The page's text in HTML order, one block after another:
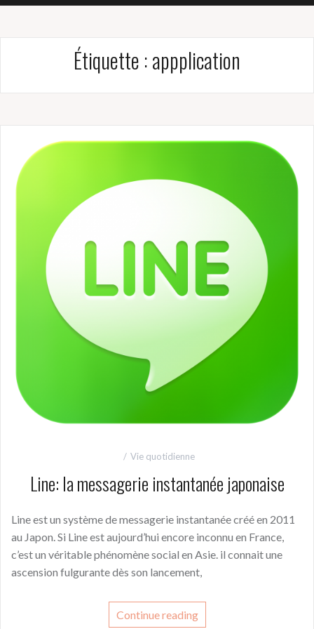
Étiquette :appplication
Vie quotidienne
Line: la messagerie instantanée japonaise
Line est un système de messagerie instantanée créé en 2011
au Japon. Si Line est aujourd’hui encore inconnu en France,
c’est un véritable phénomène social en Asie. il connait une
ascension fulgurante dès son lancement,
Continue reading